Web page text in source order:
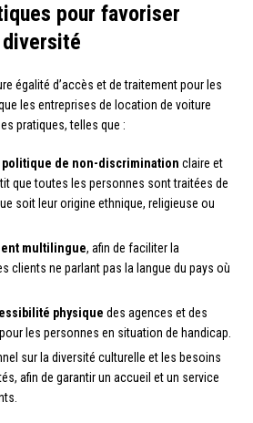
pour favoriser
diversité
égalité d’accès et de traitement pour les
les entreprises de location de voiture
pratiques, telles que :
politique de non-discrimination claire et
que toutes les personnes sont traitées de
soit leur origine ethnique, religieuse ou
multilingue, afin de faciliter la
clients ne parlant pas la langue du pays où
physique des agences et des
les personnes en situation de handicap.
sur la diversité culturelle et les besoins
afin de garantir un accueil et un service